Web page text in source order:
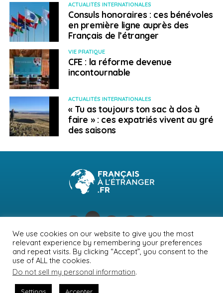
ACTUALITÉS INTERNATIONALES
Consuls honoraires : ces bénévoles
en première ligne auprès des
Français de l’étranger
VIE PRATIQUE
CFE : la réforme devenue
incontournable
ACTUALITÉS INTERNATIONALES
« Tu as toujours ton sac à dos à
faire » : ces expatriés vivent au gré
des saisons
NEWSLETTER PUBLICITÉ CONTACTS
MENTIONS LÉGALES
POLITIQUE DE CONFIDENTIALITÉ
We use cookies on our website to give you the most
relevant experience by remembering your preferences
and repeat visits. By clicking “Accept”, you consent to the
use of ALL the cookies.
Do not sell my personal information.